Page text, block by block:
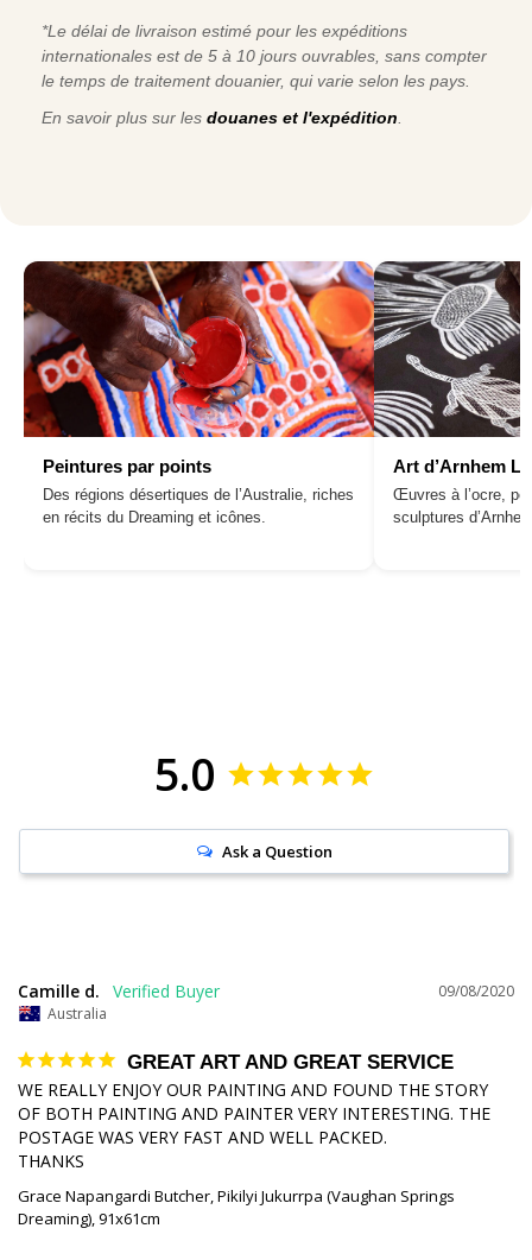
*Le délai de livraison estimé pour les expéditions
internationales est de 5 à 10 jours ouvrables, sans compter
le temps de traitement douanier, qui varie selon les pays.
En savoir plus sur les douanes et l'expédition
Peintures par points
Des régions désertiques de l’Australie, riches
en récits du Dreaming et icônes.
Art d’Arnhem
Œuvres à l’ocre,
sculptures
5.0
Ask a Question
09/08/2020
Camille d.
Australia
GREAT ART AND GREAT SERVICE
WE REALLY ENJOY OUR PAINTING AND FOUND THE STORY
OF BOTH PAINTING AND PAINTER VERY INTERESTING. THE
POSTAGE WAS VERY FAST AND WELL PACKED.
THANKS
Grace Napangardi Butcher, Pikilyi Jukurrpa (Vaughan Springs
Dreaming), 91x61cm